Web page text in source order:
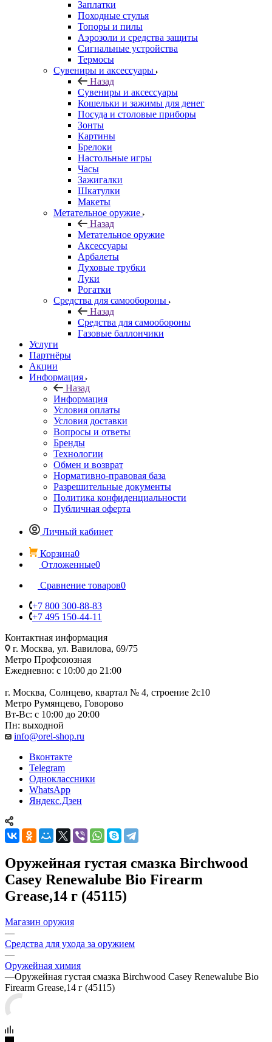
Заплатки
Походные стулья
Топоры и пилы
Аэрозоли и средства защиты
Сигнальные устройства
Термосы
Сувениры и аксессуары
Назад
Сувениры и аксессуары
Кошельки и зажимы для денег
Посуда и столовые приборы
Зонты
Картины
Брелоки
Настольные игры
Часы
Зажигалки
Шкатулки
Макеты
Метательное оружие
Назад
Метательное оружие
Аксессуары
Арбалеты
Духовые трубки
Луки
Рогатки
Средства для самообороны
Назад
Средства для самообороны
Газовые баллончики
Услуги
Партнёры
Акции
Информация
Назад
Информация
Условия оплаты
Условия доставки
Вопросы и ответы
Бренды
Технологии
Обмен и возврат
Нормативно-правовая база
Разрешительные документы
Политика конфиденциальности
Публичная оферта
Личный кабинет
Корзина0
Отложенные0
Сравнение товаров0
+7 800 300-88-83
+7 495 150-44-11
Контактная информация
г. Москва, ул. Вавилова, 69/75
Метро Профсоюзная
Ежедневно: с 10:00 до 21:00
г. Москва, Солнцево, квартал № 4, строение 2с10
Метро Румянцево, Говорово
Вт-Вс: с 10:00 до 20:00
Пн: выходной
info@orel-shop.ru
Вконтакте
Telegram
Одноклассники
WhatsApp
Яндекс.Дзен
Оружейная густая смазка Birchwood
Casey Renewalube Bio Firearm
Grease,14 г (45115)
Магазин оружия
—
Средства для ухода за оружием
—
Оружейная химия
—Оружейная густая смазка Birchwood Casey Renewalube Bio
Firearm Grease,14 г (45115)